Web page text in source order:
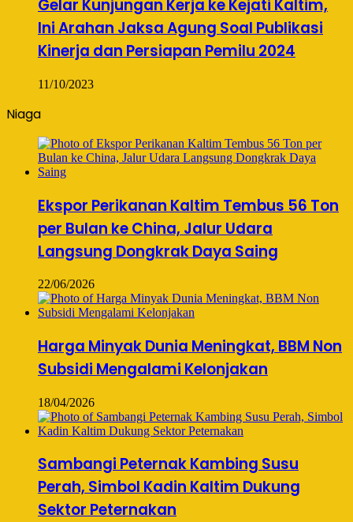
Gelar Kunjungan Kerja ke Kejati Kaltim,
Ini Arahan Jaksa Agung Soal Publikasi
Kinerja dan Persiapan Pemilu 2024
11/10/2023
Niaga
Ekspor Perikanan Kaltim Tembus 56 Ton
per Bulan ke China, Jalur Udara
Langsung Dongkrak Daya Saing
22/06/2026
Harga Minyak Dunia Meningkat, BBM Non
Subsidi Mengalami Kelonjakan
18/04/2026
Sambangi Peternak Kambing Susu
Perah, Simbol Kadin Kaltim Dukung
Sektor Peternakan